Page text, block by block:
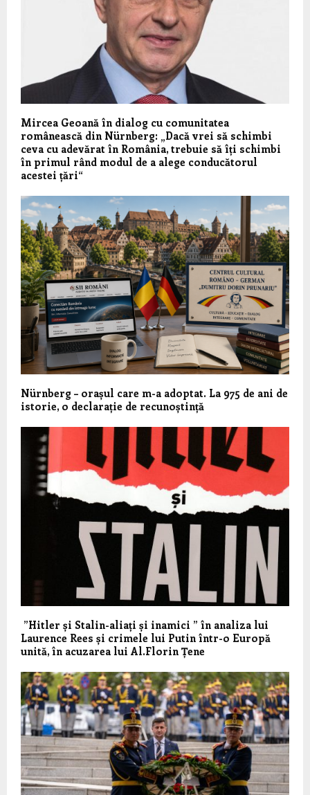
Mircea Geoană în dialog cu comunitatea
românească din Nürnberg: „Dacă vrei să schimbi
ceva cu adevărat în România, trebuie să îți schimbi
în primul rând modul de a alege conducătorul
acestei țări“
Nürnberg – orașul care m-a adoptat. La 975 de ani de
istorie, o declarație de recunoștință
”Hitler și Stalin-aliați și inamici ” în analiza lui
Laurence Rees și crimele lui Putin într-o Europă
unită, în acuzarea lui Al.Florin Țene